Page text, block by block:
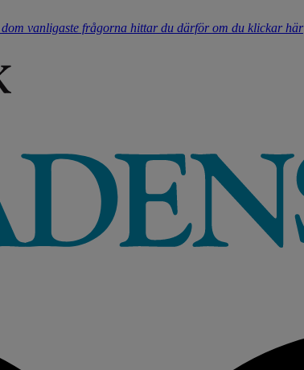
vanligaste frågorna hittar du därför om du klickar här